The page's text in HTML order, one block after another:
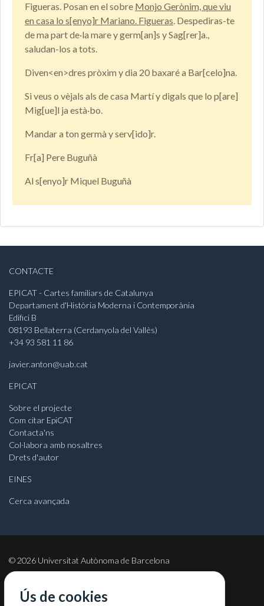
Figueras. Posan en el sobre Monjo Gerònim, que viu
en casa lo s[enyo]r Mariano. Figueras. Despediras-te
de ma part de·la mare y germ[an]s y Sag[rer]a.,
saludan-los a tots.
Diven<en>dres pròxim y dia 20 baxaré a Bar[celo]na.
Si veus o vèjals als de casa Martí y digals que lo p[are]
Mig[ue]l ja està·bo.
Mandar a ton germà y serv[ido]r.
Fr[a] Pere Buguñà
Al s[enyo]r Miquel Buguñà
CONTACTE
EPICAT - Cartes familiars de Catalunya
Departament d'Història Moderna i Contemporània
Edifici B
08193 Bellaterra (Cerdanyola del Vallès)
+34 93 581 11 86
javier.anton@uab.cat
EPICAT
Sobre el projecte
Com citar EpiCAT
Contacta'ns
Col·labora amb nosaltres
Drets d'autor
EINES
Cerca avançada
©2026 Universitat Autònoma de Barcelona
Ús de cookies